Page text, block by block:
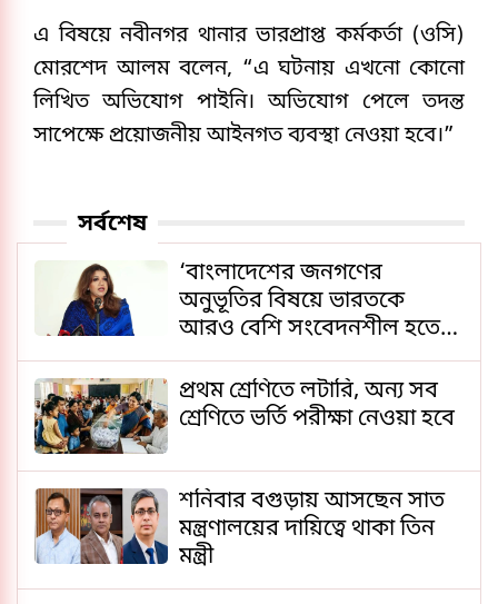
এ বিষয়ে নবীনগর থানার ভারপ্রাপ্ত কর্মকর্তা (ওসি)
মোরশেদ আলম বলেন, “এ ঘটনায় এখনো কোনো
লিখিত অভিযোগ পাইনি। অভিযোগ পেলে তদন্ত
সাপেক্ষে প্রয়োজনীয় আইনগত ব্যবস্থা নেওয়া হবে।”
সর্বশেষ
‘বাংলাদেশের জনগণের
অনুভূতির বিষয়ে ভারতকে
আরও বেশি সংবেদনশীল হতে
হবে’
প্রথম শ্রেণিতে লটারি, অন্য সব
শ্রেণিতে ভর্তি পরীক্ষা নেওয়া হবে
শনিবার বগুড়ায় আসছেন সাত
মন্ত্রণালয়ের দায়িত্বে থাকা তিন
মন্ত্রী